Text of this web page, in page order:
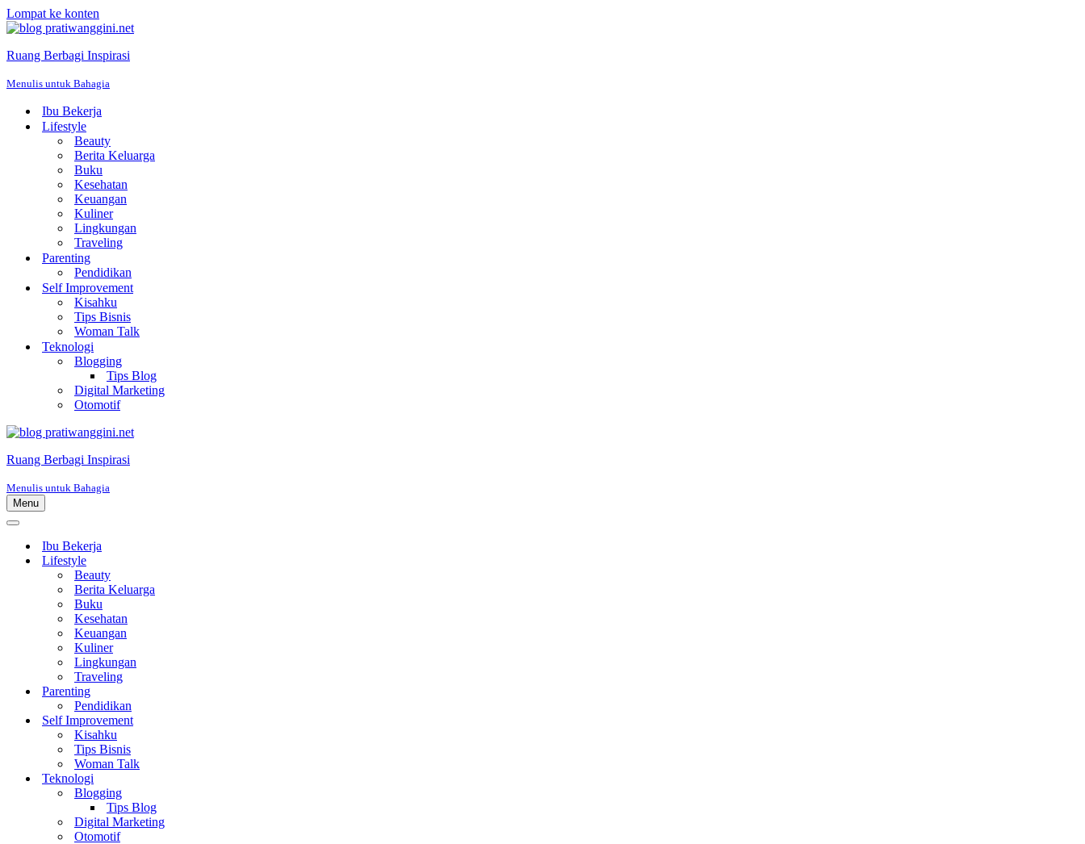
Lompat ke konten
Ruang Berbagi Inspirasi
Menulis untuk Bahagia
Ibu Bekerja
Lifestyle
Beauty
Berita Keluarga
Buku
Kesehatan
Keuangan
Kuliner
Lingkungan
Traveling
Parenting
Pendidikan
Self Improvement
Kisahku
Tips Bisnis
Woman Talk
Teknologi
Blogging
Tips Blog
Digital Marketing
Otomotif
Ruang Berbagi Inspirasi
Menulis untuk Bahagia
Menu
Menu
Menu
NavigasiIbu Bekerja
Lifestyle
Beauty
Berita Keluarga
Buku
Kesehatan
Keuangan
Kuliner
Lingkungan
Traveling
Parenting
Pendidikan
Self Improvement
Kisahku
Tips Bisnis
Woman Talk
Teknologi
Blogging
Tips Blog
Digital Marketing
Otomotif